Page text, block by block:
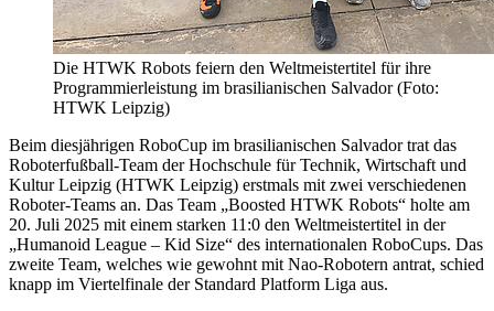
Die HTWK Robots feiern den Weltmeistertitel für ihre
Programmierleistung im brasilianischen Salvador (Foto:
HTWK Leipzig)
Beim diesjährigen RoboCup im brasilianischen Salvador trat das
Roboterfußball-Team der Hochschule für Technik, Wirtschaft und
Kultur Leipzig (HTWK Leipzig) erstmals mit zwei verschiedenen
Roboter-Teams an. Das Team „Boosted HTWK Robots“ holte am
20. Juli 2025 mit einem starken 11:0 den Weltmeistertitel in der
„Humanoid League – Kid Size“ des internationalen RoboCups. Das
zweite Team, welches wie gewohnt mit Nao-Robotern antrat, schied
knapp im Viertelfinale der Standard Platform Liga aus.